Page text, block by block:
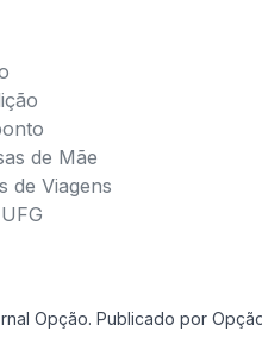
de Mãe
de Viagens
Opção. Publicado por